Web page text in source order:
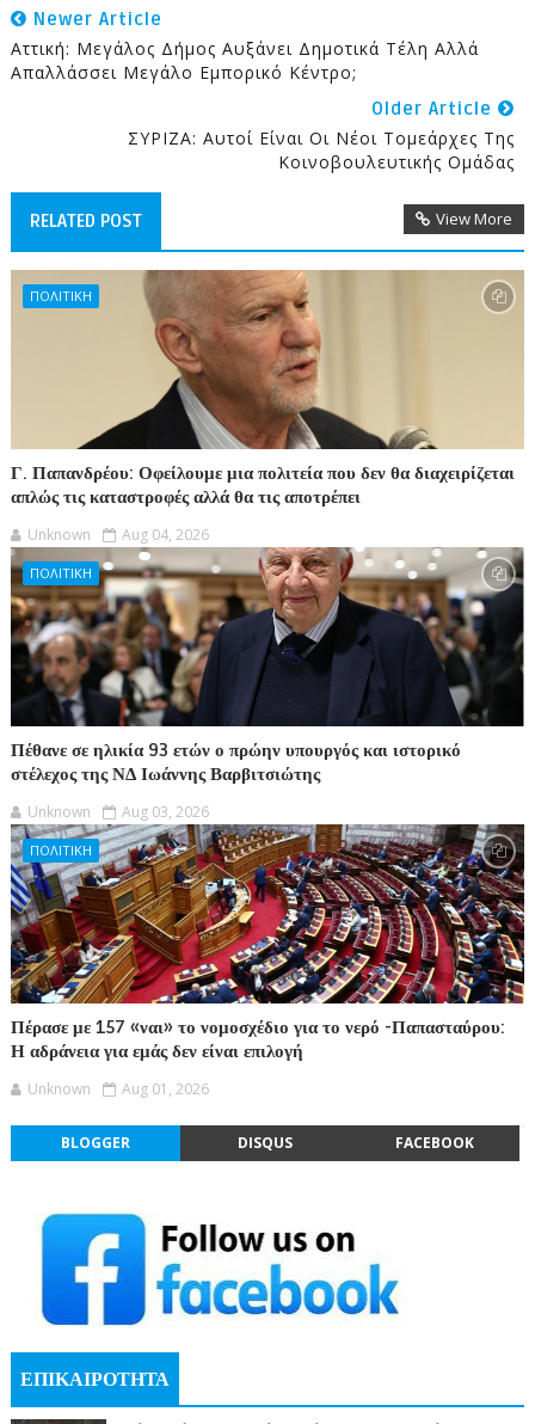
Newer Article
Αττική: Μεγάλος Δήμος Αυξάνει Δημοτικά Τέλη Αλλά
Απαλλάσσει Μεγάλο Εμπορικό Κέντρο;
Older Article
ΣΥΡΙΖΑ: Αυτοί Είναι Οι Νέοι Τομεάρχες Της
Κοινοβουλευτικής Ομάδας
RELATED POST View More
ΠΟΛΙΤΙΚΗ
Γ. Παπανδρέου: Οφείλουμε μια πολιτεία που δεν θα διαχειρίζεται
απλώς τις καταστροφές αλλά θα τις αποτρέπει
Unknown Aug 04, 2026
ΠΟΛΙΤΙΚΗ
Πέθανε σε ηλικία 93 ετών ο πρώην υπουργός και ιστορικό
στέλεχος της ΝΔ Ιωάννης Βαρβιτσιώτης
Unknown Aug 03, 2026
ΠΟΛΙΤΙΚΗ
Πέρασε με 157 «ναι» το νομοσχέδιο για το νερό -Παπασταύρου:
Η αδράνεια για εμάς δεν είναι επιλογή
Unknown Aug 01, 2026
BLOGGER DISQUS FACEBOOK
ΕΠΙΚΑΙΡΟΤΗΤΑ